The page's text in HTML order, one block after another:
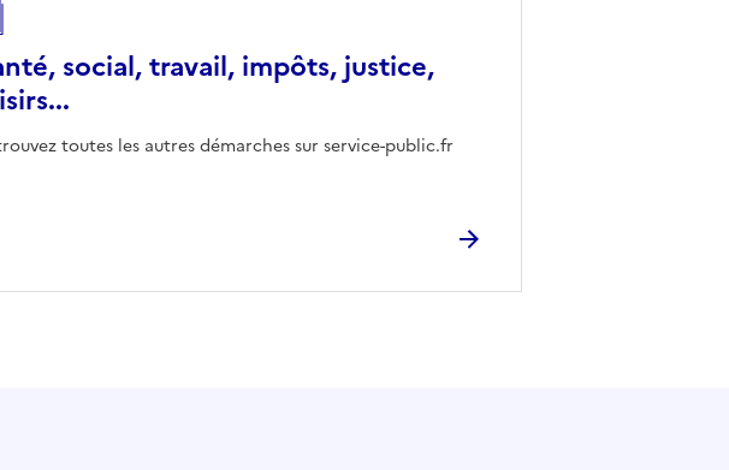
social, travail, impôts, justice,
toutes les autres démarches sur service-public.fr